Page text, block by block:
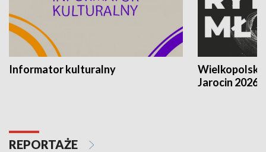
Informator kulturalny
Jarocin 2026
REPORTAŻE